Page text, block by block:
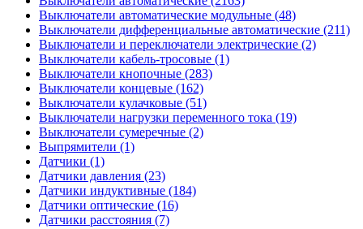
Выключатели автоматические модульные (48)
Выключатели дифференциальные автоматические (211)
Выключатели и переключатели электрические (2)
Выключатели кабель-тросовые (1)
Выключатели кнопочные (283)
Выключатели концевые (162)
Выключатели кулачковые (51)
Выключатели нагрузки переменного тока (19)
Выключатели сумеречные (2)
Выпрямители (1)
Датчики (1)
Датчики давления (23)
Датчики индуктивные (184)
Датчики оптические (16)
Датчики расстояния (7)